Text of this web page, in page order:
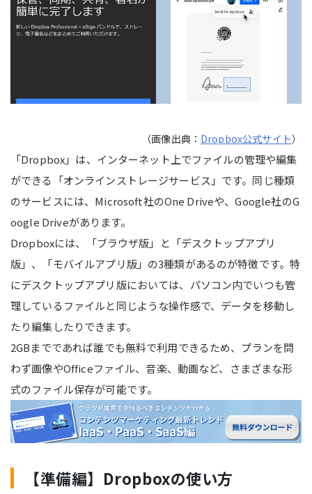
（画像出典： Dropbox公式サイト）
「Dropbox」は、インターネット上でファイルの管理や編集
ができる「オンラインストレージサービス」です。同じ種類
のサービスには、Microsoft社のOne Driveや、Google社のG
oogle Driveがあります。
Dropboxには、「ブラウザ版」と「デスクトップアプリ
版」、「モバイルアプリ版」の3種類があるのが特徴です。特
にデスクトップアプリ版においては、パソコン内でいつも管
理しているファイルと同じような操作感で、データを移動し
たり編集したりできます。
2GBまでであれば誰でも無料で利用できるため、プランを問
わず画像やOfficeファイル、音楽、動画など、さまざまな形
式のファイル保存が可能です。
【準備編】Dropboxの使い方